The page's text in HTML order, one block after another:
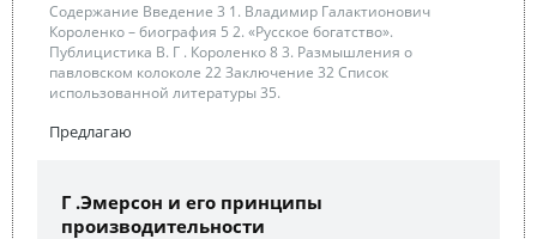
Содержание Введение 3 1. Владимир Галактионович
Короленко – биография 5 2. «Русское богатство».
Публицистика В. Г . Короленко 8 3. Размышления о
павловском колоколе 22 Заключение 32 Список
использованной литературы 35.
Предлагаю
Г .Эмерсон и его принципы
производительности